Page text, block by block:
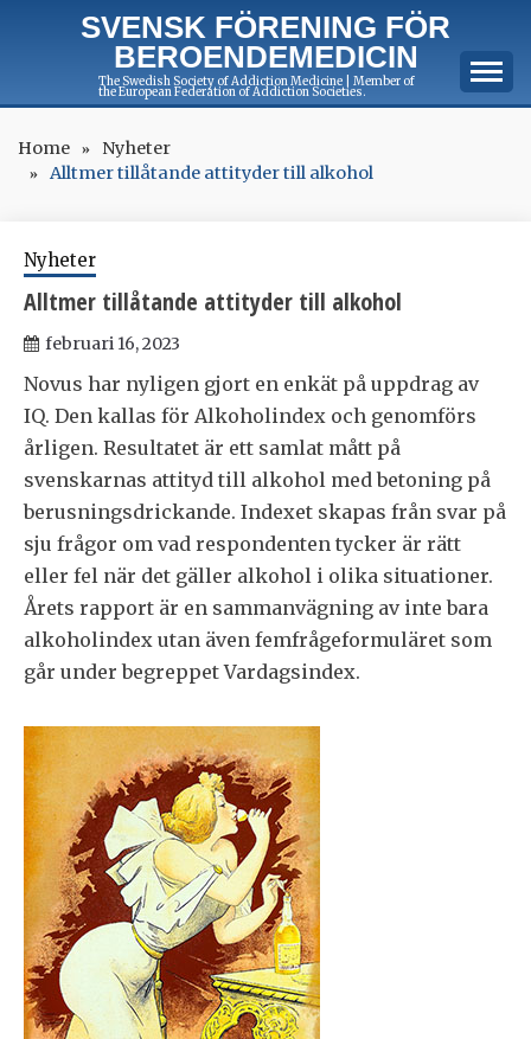
SVENSK FÖRENING FÖR
BEROENDEMEDICIN
The Swedish Society of Addiction Medicine | Member of
the European Federation of Addiction Societies.
Home
Nyheter
Alltmer tillåtande attityder till alkohol
Nyheter
Alltmer tillåtande attityder till alkohol
februari 16, 2023
Novus har nyligen gjort en enkät på uppdrag av
IQ. Den kallas för Alkoholindex och genomförs
årligen. Resultatet är ett samlat mått på
svenskarnas attityd till alkohol med betoning på
berusningsdrickande. Indexet skapas från svar på
sju frågor om vad respondenten tycker är rätt
eller fel när det gäller alkohol i olika situationer.
Årets rapport är en sammanvägning av inte bara
alkoholindex utan även femfrågeformuläret som
går under begreppet Vardagsindex.